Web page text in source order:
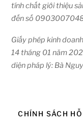
tính chất giới thiệu
đến số
Giấy phép kinh
14 tháng 01 năm
diện pháp lý: Bà
CHÍNH SÁCH